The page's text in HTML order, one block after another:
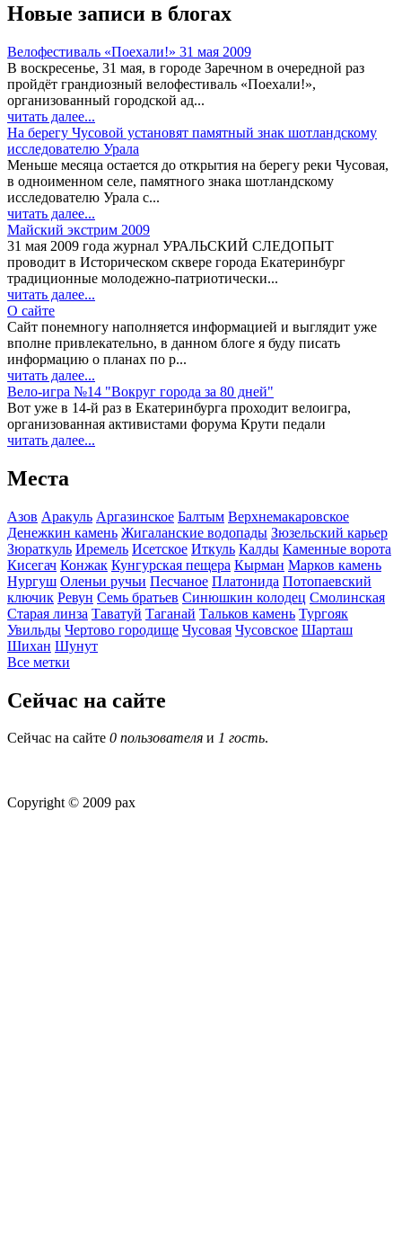
Новые записи в блогах
Велофестиваль «Поехали!» 31 мая 2009
В воскресенье, 31 мая, в городе Заречном в очередной раз
пройдёт грандиозный велофестиваль «Поехали!»,
организованный городской ад...
читать далее...
На берегу Чусовой установят памятный знак шотландскому
исследователю Урала
Меньше месяца остается до открытия на берегу реки Чусовая,
в одноименном селе, памятного знака шотландскому
исследователю Урала с...
читать далее...
Майский экстрим 2009
31 мая 2009 года журнал УРАЛЬСКИЙ СЛЕДОПЫТ
проводит в Историческом сквере города Екатеринбург
традиционные молодежно-патриотически...
читать далее...
О сайте
Сайт понемногу наполняется информацией и выглядит уже
вполне привлекательно, в данном блоге я буду писать
информацию о планах по р...
читать далее...
Вело-игра №14 "Вокруг города за 80 дней"
Вот уже в 14-й раз в Екатеринбурга проходит велоигра,
организованная активистами форума Крути педали
читать далее...
Места
Азов Аракуль Аргазинское Балтым Верхнемакаровское
Денежкин камень Жигаланские водопады Зюзельский карьер
Зюраткуль Иремель Исетское Иткуль Калды Каменные ворота
Кисегач Конжак Кунгурская пещера Кырман Марков камень
Нургуш Оленьи ручьи Песчаное Платонида Потопаевский
ключик Ревун Семь братьев Синюшкин колодец Смолинская
Старая линза Таватуй Таганай Тальков камень Тургояк
Увильды Чертово городище Чусовая Чусовское Шарташ
Шихан Шунут
Все метки
Сейчас на сайте
Сейчас на сайте 0 пользователя и 1 гость.
Copyright © 2009 pax